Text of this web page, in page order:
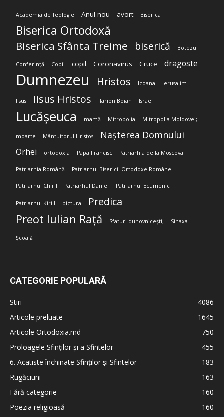
Academia de Teologie Anul nou avort Biserica
Biserica Ortodoxă
Biserica Sfânta Treime biserică Botezul
Conferință Copii copil Coronavirus Cruce dragoste
Dumnezeu Hristos Icoana Ierusalim
Iisus Iisus Hristos Ilarion Boian Israel
Lucășeuca mamă Mitropolia Mitropolia Moldovei;
moarte Mântuitorul Hristos Nașterea Domnului
Orhei ortodoxia Papa Francisc Patriarhia de la Moscova
Patriarhia Română Patriarhul Bisericii Ortodoxe Române
Patriarhul Chiril Patriarhul Daniel Patriarhul Ecumenic
Patriarhul Kirill pictura Predica
Preot Iulian Rață Sfaturi duhovnicești; Sinaxa
Școală
CATEGORIE POPULARĂ
Stiri
4086
Articole preluate
1645
Articole Ortodoxia.md
750
Proloagele Sfinților și a Sfintelor
455
6. Acatiste închinate Sfinților și Sfintelor
183
Rugăciuni
163
Fără categorie
160
Poezia religioasă
160